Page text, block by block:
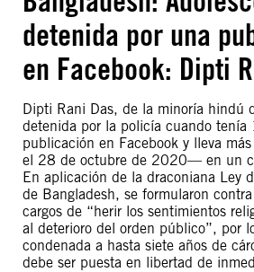
detenida por una
en Facebook: Dipti
Dipti Rani Das, de la minoría hindú
detenida por la policía cuando tenía
publicación en Facebook y lleva
el 28 de octubre de 2020— en un
En aplicación de la draconiana Ley
de Bangladesh, se formularon
cargos de “herir los sentimientos
al deterioro del orden público”, por
condenada a hasta siete años de
debe ser puesta en libertad de